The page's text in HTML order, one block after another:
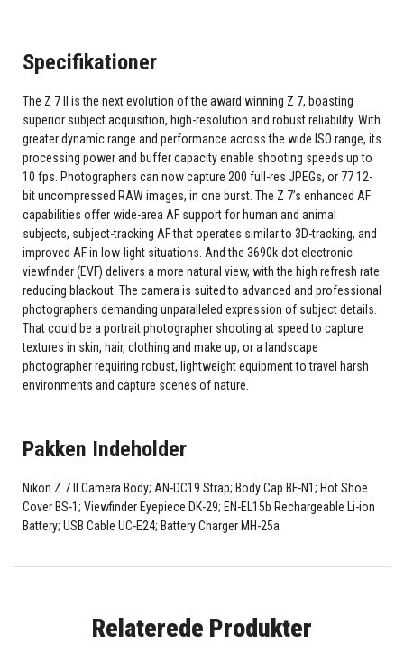
Specifikationer
The Z 7 II is the next evolution of the award winning Z 7, boasting
superior subject acquisition, high-resolution and robust reliability. With
greater dynamic range and performance across the wide ISO range, its
processing power and buffer capacity enable shooting speeds up to
10 fps. Photographers can now capture 200 full-res JPEGs, or 77 12-
bit uncompressed RAW images, in one burst. The Z 7’s enhanced AF
capabilities offer wide-area AF support for human and animal
subjects, subject-tracking AF that operates similar to 3D-tracking, and
improved AF in low-light situations. And the 3690k-dot electronic
viewfinder (EVF) delivers a more natural view, with the high refresh rate
reducing blackout. The camera is suited to advanced and professional
photographers demanding unparalleled expression of subject details.
That could be a portrait photographer shooting at speed to capture
textures in skin, hair, clothing and make up; or a landscape
photographer requiring robust, lightweight equipment to travel harsh
environments and capture scenes of nature.
Pakken Indeholder
Nikon Z 7 II Camera Body; AN-DC19 Strap; Body Cap BF-N1; Hot Shoe
Cover BS-1; Viewfinder Eyepiece DK-29; EN-EL15b Rechargeable Li-ion
Battery; USB Cable UC-E24; Battery Charger MH-25a
Relaterede Produkter